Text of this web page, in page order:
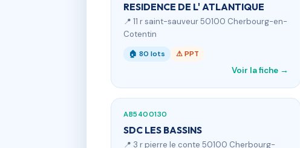
RESIDENCE DE L' ATLANTIQUE
📍 11 r saint-sauveur 50100 Cherbourg-en-
Cotentin
🏠 80 lots ⚠ PPT
Voir la fiche →
AB5400130
SDC LES BASSINS
📍 3 r pierre le conte 50100 Cherbourg-